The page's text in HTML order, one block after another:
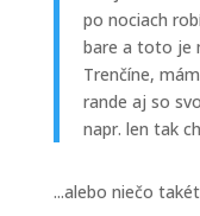
po nociach
bare a toto je
Trenčíne,
rande aj so
napr. len tak
...alebo niečo